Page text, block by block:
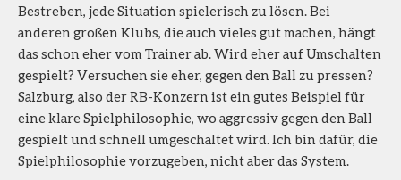
Bestreben, jede Situation spielerisch zu lösen. Bei
anderen großen Klubs, die auch vieles gut machen, hängt
das schon eher vom Trainer ab. Wird eher auf Umschalten
gespielt? Versuchen sie eher, gegen den Ball zu pressen?
Salzburg, also der RB-Konzern ist ein gutes Beispiel für
eine klare Spielphilosophie, wo aggressiv gegen den Ball
gespielt und schnell umgeschaltet wird. Ich bin dafür, die
Spielphilosophie vorzugeben, nicht aber das System.